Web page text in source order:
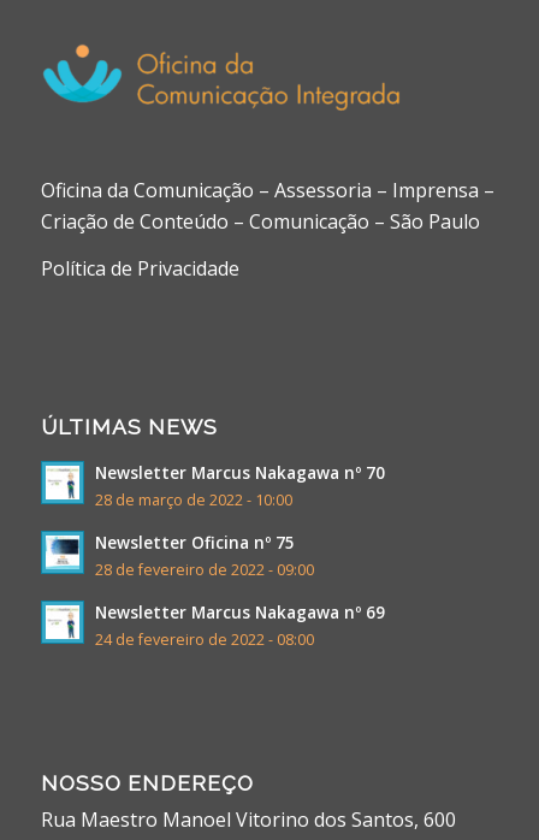
Oficina da Comunicação – Assessoria – Imprensa –
Criação de Conteúdo – Comunicação – São Paulo
Política de Privacidade
ÚLTIMAS NEWS
Newsletter Marcus Nakagawa nº 70
28 de março de 2022 - 10:00
Newsletter Oficina nº 75
28 de fevereiro de 2022 - 09:00
Newsletter Marcus Nakagawa nº 69
24 de fevereiro de 2022 - 08:00
NOSSO ENDEREÇO
Rua Maestro Manoel Vitorino dos Santos, 600